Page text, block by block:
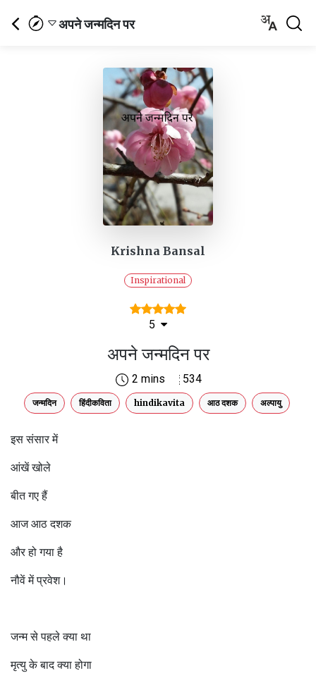
अपने जन्मदिन पर
Krishna Bansal
Inspirational
5
अपने जन्मदिन पर
2 mins 534
जन्मदिन हिंदीकविता hindikavita आठ दशक अल्पायु
इस संसार में
आंखें खोले
बीत गए हैं
आज आठ दशक
और हो गया है
नौवें में प्रवेश।
जन्म से पहले क्या था
मृत्यु के बाद क्या होगा